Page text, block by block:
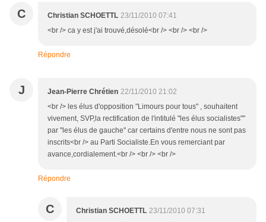
C Christian SCHOETTL 23/11/2010 07:41
<br /> ca y est j'ai trouvé,désolé<br /> <br /> <br />
Répondre
J Jean-Pierre Chrétien 22/11/2010 21:02
<br /> les élus d'opposition "Limours pour tous" , souhaitent
vivement, SVP,la rectification de l'intitulé "les élus socialistes""
par "les élus de gauche" car certains d'entre nous ne sont pas
inscrits<br /> au Parti Socialiste.En vous remerciant par
avance,cordialement.<br /> <br /> <br />
Répondre
C Christian SCHOETTL 23/11/2010 07:31